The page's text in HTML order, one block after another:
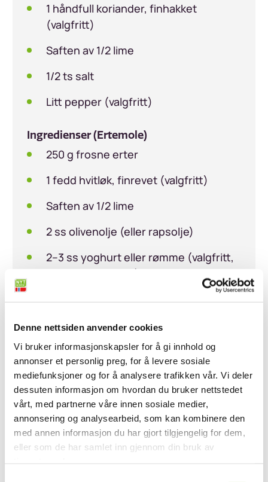
Denne nettsiden anvender cookies
Vi bruker informasjonskapsler for å gi innhold og
annonser et personlig preg, for å levere sosiale
mediefunksjoner og for å analysere trafikken vår. Vi deler
dessuten informasjon om hvordan du bruker nettstedet
vårt, med partnerne våre innen sosiale medier,
annonsering og analysearbeid, som kan kombinere den
med annen informasjon du har gjort tilgjengelig for dem,
eller som de har samlet inn gjennom din bruk av
1 håndfull koriander, finhakket
(valgfritt)
Saften av 1/2 lime
1/2 ts salt
Litt pepper (valgfritt)
Ingredienser (Ertemole)
250 g frosne erter
1 fedd hvitløk, finrevet (valgfritt)
Saften av 1/2 lime
2 ss olivenolje (eller rapsolje)
2–3 ss yoghurt eller rømme (valgfritt,
for en mildere dip)
Salt og pepper
Servering:
Rømme, etter smak
Fremgangsmåte
Lag pico de gallo:Bland tomater,
rødløk, chili/koriander (om du vil),
lime, salt og eventuelt pepper. La